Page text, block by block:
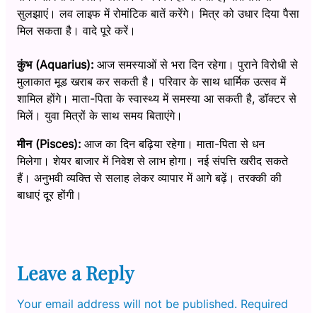
सुलझाएं। लव लाइफ में रोमांटिक बातें करेंगे। मित्र को उधार दिया पैसा
मिल सकता है। वादे पूरे करें।
कुंभ (Aquarius): आज समस्याओं से भरा दिन रहेगा। पुराने विरोधी से
मुलाकात मूड खराब कर सकती है। परिवार के साथ धार्मिक उत्सव में
शामिल होंगे। माता-पिता के स्वास्थ्य में समस्या आ सकती है, डॉक्टर से
मिलें। युवा मित्रों के साथ समय बिताएंगे।
मीन (Pisces): आज का दिन बढ़िया रहेगा। माता-पिता से धन
मिलेगा। शेयर बाजार में निवेश से लाभ होगा। नई संपत्ति खरीद सकते
हैं। अनुभवी व्यक्ति से सलाह लेकर व्यापार में आगे बढ़ें। तरक्की की
बाधाएं दूर होंगी।
Leave a Reply
Your email address will not be published. Required